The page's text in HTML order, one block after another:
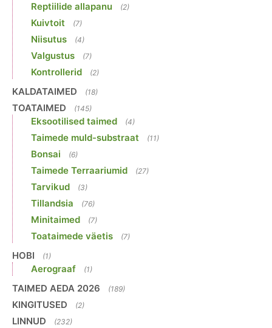
Reptiilide allapanu (2)
Kuivtoit (7)
Niisutus (4)
Valgustus (7)
Kontrollerid (2)
KALDATAIMED (18)
TOATAIMED (145)
Eksootilised taimed (4)
Taimede muld-substraat (11)
Bonsai (6)
Taimede Terraariumid (27)
Tarvikud (3)
Tillandsia (76)
Minitaimed (7)
Toataimede väetis (7)
HOBI (1)
Aerograaf (1)
TAIMED AEDA 2026 (189)
KINGITUSED (2)
LINNUD (232)